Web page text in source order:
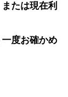
たは現在利
度お確かめ